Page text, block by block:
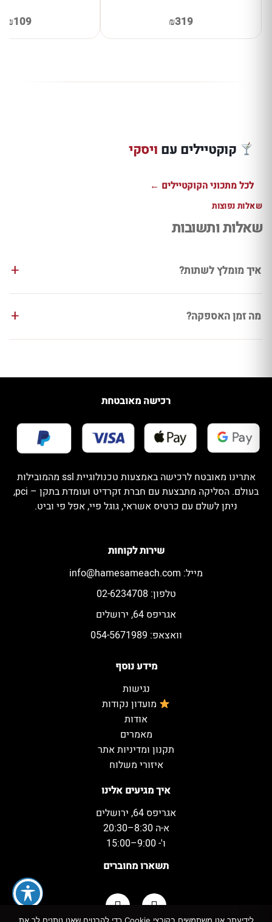
₪319
₪109
קוקטיילים עם ויסקי למתכון ← למתכון ←
לכל מתכוני הקוקטיילים ←
שאלות נפוצות
שאלות ותשובות
איך מומלץ לשתות?
מה זמן האספקה?
איך מגיעים אלינו
אגריפס 64, ירושלים
א-ה 8:30–20:30
ו'- 9:00–15:00
תשארו מחוברים
מידע נוסף
נגישות
מועדון נקודות
אודות
מאמרים
תקנון ומדיניות אתר
איזורי משלוח
שירות לקוחות
מייל: info@hamesameach.com
טלפון: 02-6234708
אגריפס 64, ירושלים
וואצאפ: 054-5671989
רכישה מאובטחת
אתרינו מאובטח לרכישה באמצעות טכנולוגיית ssl מהמובילות
בעולם. הסליקה מתבצעת עם חברת זקרדיט ועומדת בתקן – pci,
ניתן לשלם עם כרטיס אשראי, גוגל פיי, אפל פי וביט.